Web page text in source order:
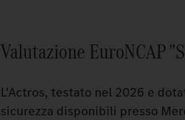
Valutazione EuroNCAP
L'Actros, testato nel 2026 e
sicurezza disponibili presso